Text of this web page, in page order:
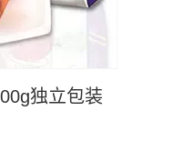
独立包装